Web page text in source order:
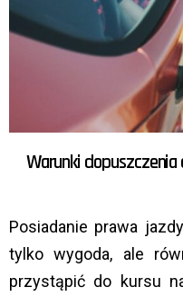
Warunki
Posiadanie prawa
tylko wygoda, ale
przystąpić do kursu